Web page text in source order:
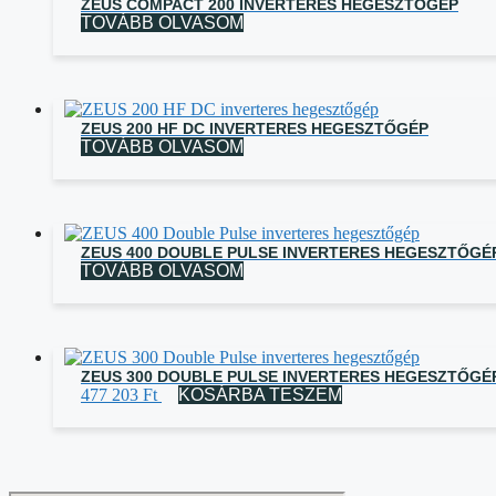
ZEUS COMPACT 200 INVERTERES HEGESZTŐGÉP
TOVÁBB OLVASOM
ZEUS 200 HF DC INVERTERES HEGESZTŐGÉP
TOVÁBB OLVASOM
ZEUS 400 DOUBLE PULSE INVERTERES
TOVÁBB OLVASOM
ZEUS 300 DOUBLE PULSE INVERTERES
477 203 Ft KOSÁRBA TESZEM